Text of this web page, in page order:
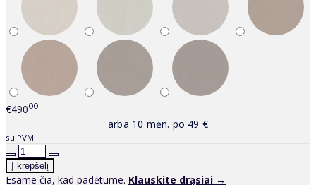
€49000
arba 10 mėn. po 49 €
su PVM
Esame čia, kad padėtume. Klauskite drąsiai →